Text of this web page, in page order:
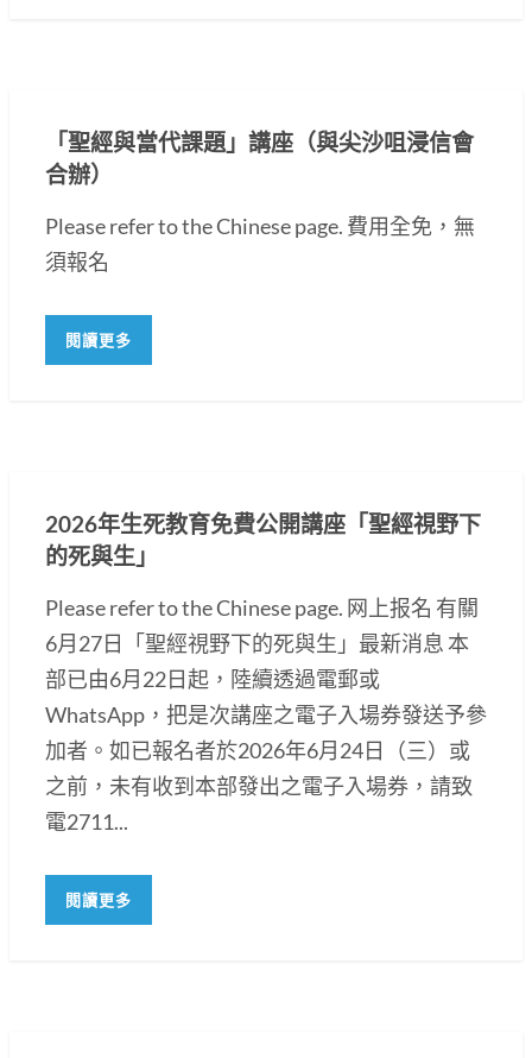
「聖經與當代課題」講座（與尖沙咀浸信會
合辦）
Please refer to the Chinese page. 費用全免，無
須報名
閱讀更多
2026年生死教育免費公開講座「聖經視野下
的死與生」
Please refer to the Chinese page. 网上报名 有關
6月27日「聖經視野下的死與生」最新消息 本
部已由6月22日起，陸續透過電郵或
WhatsApp，把是次講座之電子入場券發送予參
加者。如已報名者於2026年6月24日（三）或
之前，未有收到本部發出之電子入場券，請致
電2711...
閱讀更多